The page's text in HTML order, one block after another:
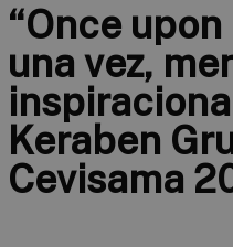
“Once
una vez,
Keraben
Cevisama